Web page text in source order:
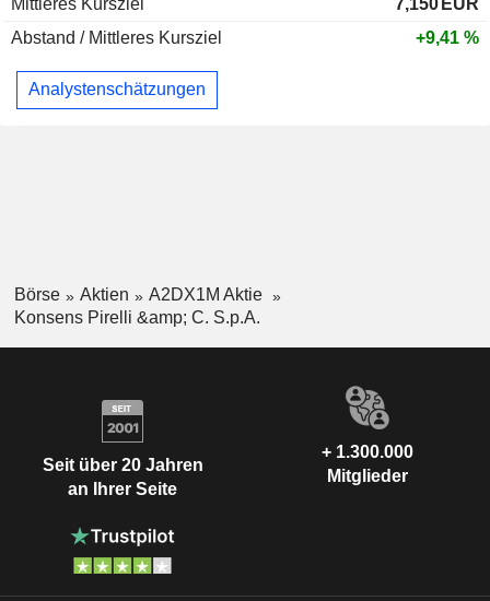
Abstand / Mittleres Kursziel
+9,41 %
Analystenschätzungen
Börse Aktien
A2DX1M Aktie
Konsens Pirelli &amp; C. S.p.A.
Seit über 20 Jahren
an Ihrer Seite
+ 1.300.000
Mitglieder